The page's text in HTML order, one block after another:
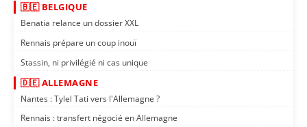
🇧🇪 BELGIQUE
Benatia relance un dossier XXL
Rennais prépare un coup inouï
Stassin, ni privilégié ni cas unique
🇩🇪 ALLEMAGNE
Nantes : Tylel Tati vers l'Allemagne ?
Rennais : transfert négocié en Allemagne